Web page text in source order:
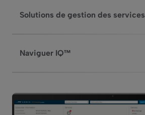
Solutions de gestion des services
Naviguer IQ™